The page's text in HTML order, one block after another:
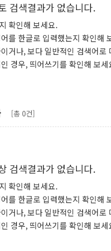
검색결과가 없습니다.
확인해 보세요.
를 한글로 입력했는지 확인해
거나, 보다 일반적인 검색어로
경우, 띄어쓰기를 확인해 보세
[총 0건]
검색결과가 없습니다.
확인해 보세요.
를 한글로 입력했는지 확인해
거나, 보다 일반적인 검색어로
경우, 띄어쓰기를 확인해 보세